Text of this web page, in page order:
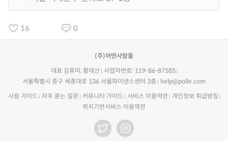
16 0
(주)어떤사람들
대표 김류미, 황대산
사업자번호: 119-86-87585
서울특별시 중구 세종대로 136 서울파이낸스센터 3층
help@polle.com
사용 가이드 자주 묻는 질문 커뮤니티 가이드 서비스 이용약관
개인정보 취급방침
위치기반서비스 이용약관